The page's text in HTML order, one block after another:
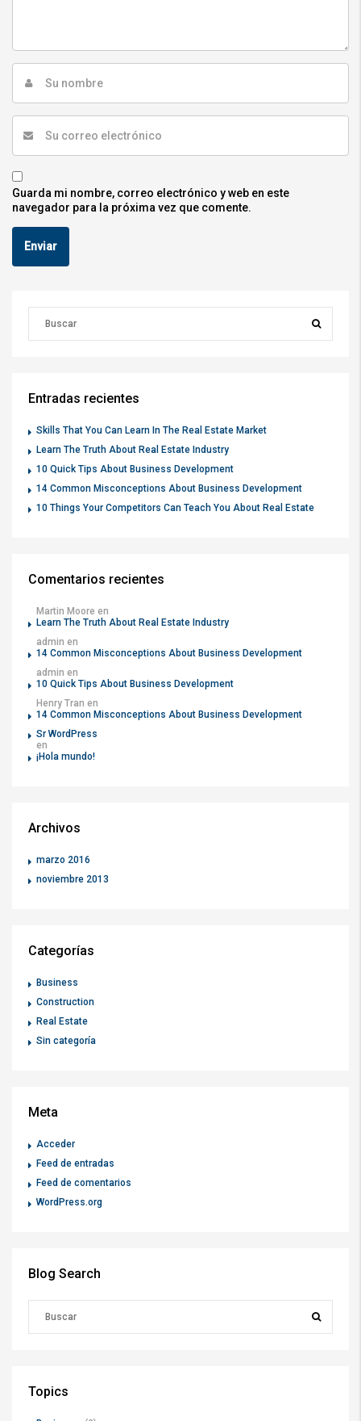
Guarda mi nombre, correo electrónico y web en este
navegador para la próxima vez que comente.
Entradas recientes
Skills That You Can Learn In The Real Estate Market
Learn The Truth About Real Estate Industry
10 Quick Tips About Business Development
14 Common Misconceptions About Business Development
10 Things Your Competitors Can Teach You About Real Estate
Comentarios recientes
Martin Moore en
Learn The Truth About Real Estate Industry
admin en
14 Common Misconceptions About Business Development
admin en
10 Quick Tips About Business Development
Henry Tran en
14 Common Misconceptions About Business Development
Sr WordPress
en
¡Hola mundo!
Archivos
marzo 2016
noviembre 2013
Categorías
Business
Construction
Real Estate
Sin categoría
Meta
Acceder
Feed de entradas
Feed de comentarios
WordPress.org
Blog Search
Topics